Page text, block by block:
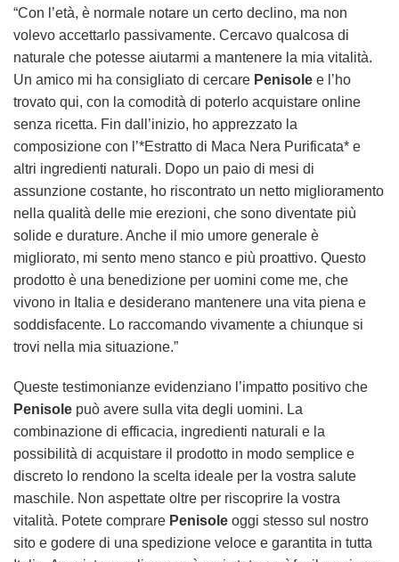
“Con l’età, è normale notare un certo declino, ma non
volevo accettarlo passivamente. Cercavo qualcosa di
naturale che potesse aiutarmi a mantenere la mia vitalità.
Un amico mi ha consigliato di cercare Penisole e l’ho
trovato qui, con la comodità di poterlo acquistare online
senza ricetta. Fin dall’inizio, ho apprezzato la
composizione con l’*Estratto di Maca Nera Purificata* e
altri ingredienti naturali. Dopo un paio di mesi di
assunzione costante, ho riscontrato un netto miglioramento
nella qualità delle mie erezioni, che sono diventate più
solide e durature. Anche il mio umore generale è
migliorato, mi sento meno stanco e più proattivo. Questo
prodotto è una benedizione per uomini come me, che
vivono in Italia e desiderano mantenere una vita piena e
soddisfacente. Lo raccomando vivamente a chiunque si
trovi nella mia situazione.”
Queste testimonianze evidenziano l’impatto positivo che
Penisole può avere sulla vita degli uomini. La
combinazione di efficacia, ingredienti naturali e la
possibilità di acquistare il prodotto in modo semplice e
discreto lo rendono la scelta ideale per la vostra salute
maschile. Non aspettate oltre per riscoprire la vostra
vitalità. Potete comprare Penisole oggi stesso sul nostro
sito e godere di una spedizione veloce e garantita in tutta